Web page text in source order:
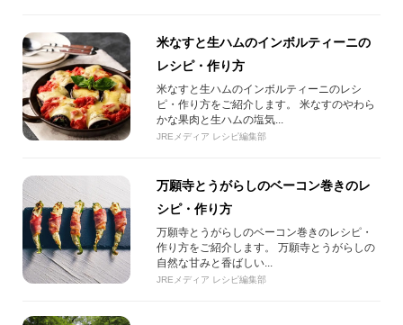
米なすと生ハムのインボルティーニの
レシピ・作り方
米なすと生ハムのインボルティーニのレシ
ピ・作り方をご紹介します。 米なすのやわら
かな果肉と生ハムの塩気...
JREメディア レシピ編集部
万願寺とうがらしのベーコン巻きのレ
シピ・作り方
万願寺とうがらしのベーコン巻きのレシピ・
作り方をご紹介します。 万願寺とうがらしの
自然な甘みと香ばしい...
JREメディア レシピ編集部